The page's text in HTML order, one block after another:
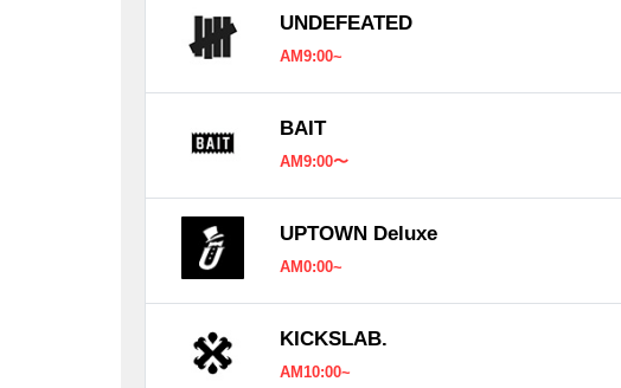
UNDEFEATED
AM9:00~
BAIT
AM9:00〜
UPTOWN Deluxe
AM0:00~
KICKSLAB.
AM10:00~